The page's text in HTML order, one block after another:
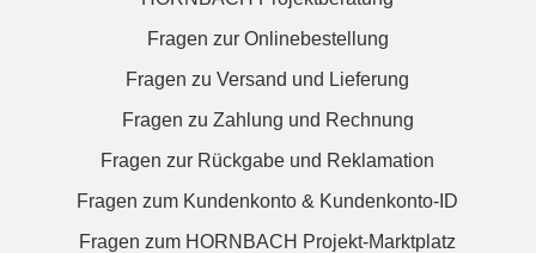
Fragen zur Onlinebestellung
Fragen zu Versand und Lieferung
Fragen zu Zahlung und Rechnung
Fragen zur Rückgabe und Reklamation
Fragen zum Kundenkonto & Kundenkonto-ID
Fragen zum HORNBACH Projekt-Marktplatz